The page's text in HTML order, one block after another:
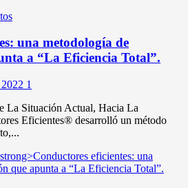
una metodología de
a “La Eficiencia Total”.
1
La Situación Actual, Hacia La
Eficientes® desarrolló un método
eficientes: una
que apunta a “La Eficiencia Total”.